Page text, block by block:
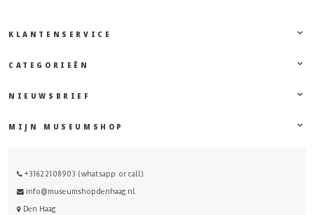
KLANTENSERVICE
CATEGORIEËN
NIEUWSBRIEF
MIJN MUSEUMSHOP
+31622108903 (whatsapp or call)
info@museumshopdenhaag.nl
Den Haag